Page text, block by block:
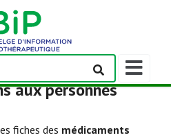
Afficher/
la
aux personnes
fiches des médicaments